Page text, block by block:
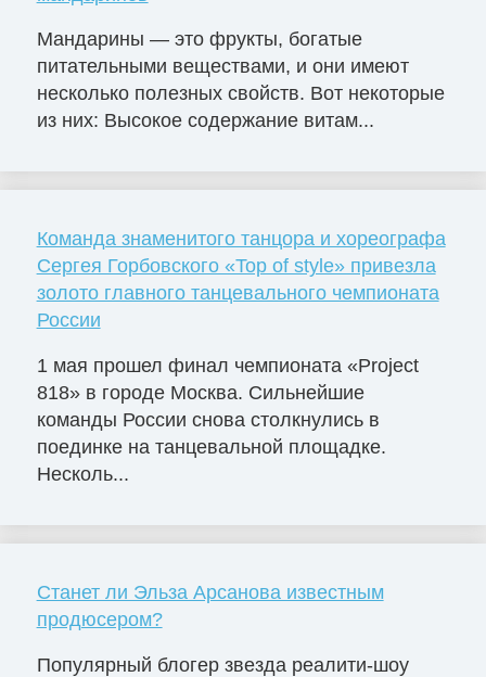
Мандарины — это фрукты, богатые
питательными веществами, и они имеют
несколько полезных свойств. Вот некоторые
из них: Высокое содержание витам...
Команда знаменитого танцора и хореографа
Сергея Горбовского «Top of style» привезла
золото главного танцевального чемпионата
России
1 мая прошел финал чемпионата «Project
818» в городе Москва. Сильнейшие
команды России снова столкнулись в
поединке на танцевальной площадке.
Несколь...
Станет ли Эльза Арсанова известным
продюсером?
Популярный блогер звезда реалити-шоу